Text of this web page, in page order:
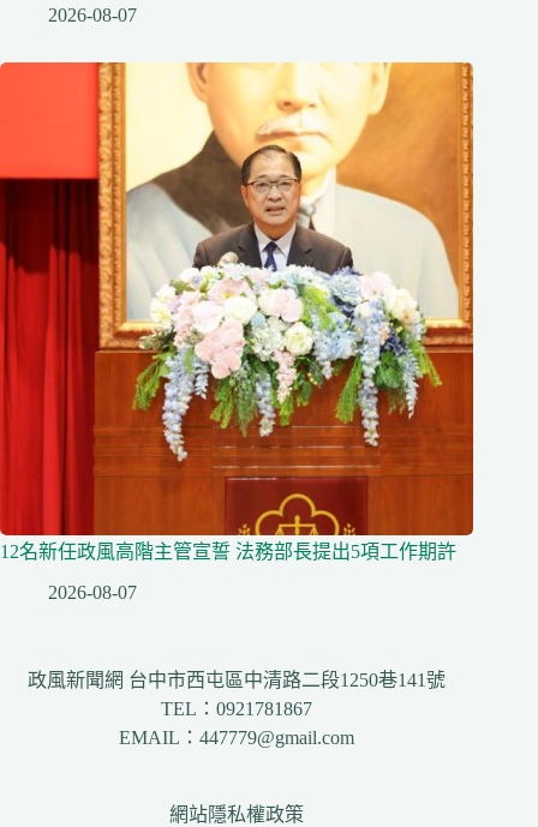
2026-08-07
12名新任政風高階主管宣誓 法務部長提出5項工作期許
2026-08-07
政風新聞網 台中市西屯區中清路二段1250巷141號
TEL：0921781867
EMAIL：447779@gmail.com
網站隱私權政策